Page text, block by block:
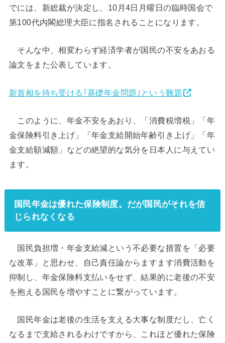
でには、新総裁が決定し、10月4日月曜日の臨時国会で
第100代内閣総理大臣に指名されることになります。
そんな中、相変わらず経済学者が国民の不安をあおる
論文をまた公表しています。
新首相を待ち受ける｢基礎年金問題｣という難題
このように、年金不安をあおり、「消費税増税」「年
金保険料引き上げ」「年金支給開始年齢引き上げ」「年
金支給額減額」などの絶望的な気分を日本人に与えてい
ます。
国民年金は優れた保険制度。だが国民がそれを信
じられなくなる
国民負担増・年金支給減という不必要な措置を「必要
な改革」と思わせ、自己責任論からますます消費活動を
抑制し、年金保険料支払いをせず、結果的に老後の不安
を抱える国民を増やすことに繋がっています。
国民年金は老後の生活を支える大事な制度だし、亡く
なるまで支給されるわけですから、これほど優れた保険